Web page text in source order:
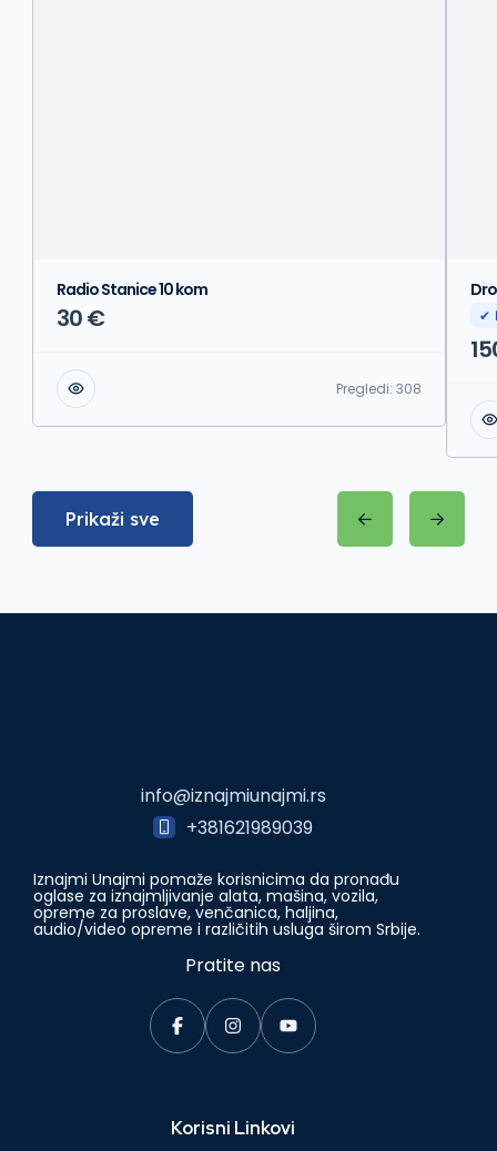
Radio Stanice 10 kom
30 €
Pregledi:308
✔
Prikaži sve
info@iznajmiunajmi.rs
+381621989039
Iznajmi Unajmi pomaže korisnicima da pronađu
oglase za iznajmljivanje alata, mašina, vozila,
opreme za proslave, venčanica, haljina,
audio/video opreme i različitih usluga širom Srbije.
Pratite nas
Korisni Linkovi